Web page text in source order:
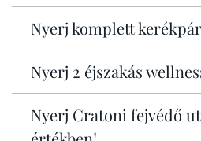
Nyerj komplett
Nyerj 2 éjszakás
Nyerj Cratoni fejvédő